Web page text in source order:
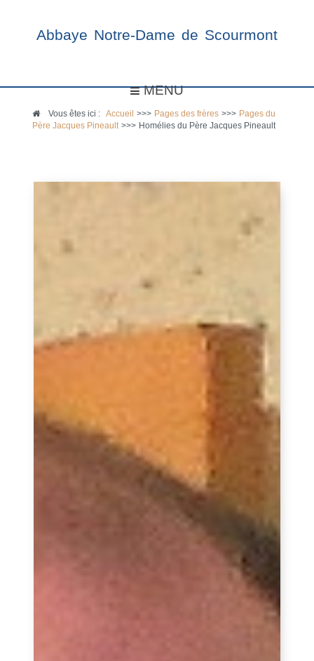
Abbaye Notre-Dame de Scourmont
MENU
Vous êtes ici :Accueil >>> Pages des frères >>> Pages du
Père Jacques Pineault >>> Homélies du Père Jacques Pineault